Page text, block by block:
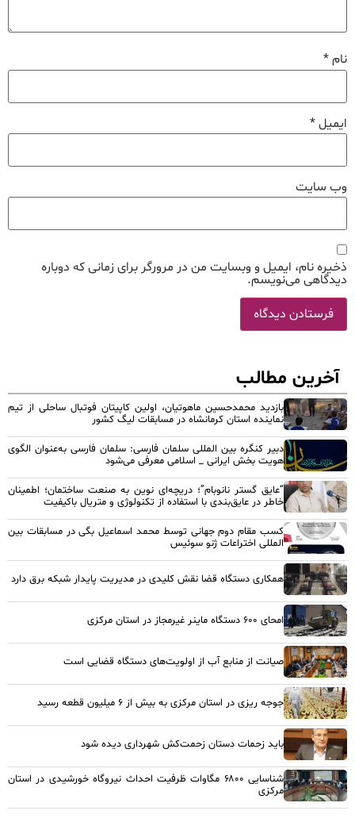
نام*
ایمیل*
وب‌ سایت
ذخیره نام، ایمیل و وبسایت من در مرورگر برای زمانی که دوباره
دیدگاهی می‌نویسم.
آخرین مطالب
بازدید محمدحسین ماهوتیان، اولین کاپیتان فوتبال ساحلی از تیم
نماینده استان کرمانشاه در مسابقات لیگ کشور
دبیر کنگره بین المللی سلمان فارسی: سلمان فارسی به‌عنوان الگوی
هویت بخش ایرانی _ اسلامی معرفی می‌شود
“عایق گستر نانوبام”؛ دریچه‌ای نوین به صنعت ساختمان؛ اطمینان
خاطر در عایق‌بندی با استفاده از تکنولوژی و متریال باکیفیت
کسب مقام دوم جهانی توسط محمد اسماعیل بگی در مسابقات بین
المللی اختراعات ژنو سوئیس
همکاری دستگاه قضا نقش کلیدی در مدیریت پایدار شبکه برق دارد
امحای ۶۰۰ دستگاه ماینر غیرمجاز در استان مرکزی
صیانت از منابع آب از اولویت‌های دستگاه قضایی است
جوجه ریزی در استان مرکزی به بیش از ۶ میلیون قطعه رسید
باید زحمات دستان زحمت‌کش شهرداری دیده شود
شناسایی ۶۸۰۰ مگاوات ظرفیت احداث نیروگاه خورشیدی در استان
مرکزی